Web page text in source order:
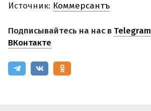
Источник: Коммерсантъ
Подписывайтесь на нас в Telegram
ВКонтакте